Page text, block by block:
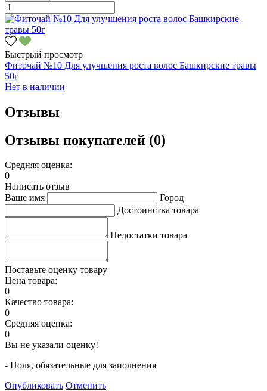
Быстрый просмотр
Фиточай №10 Для улучшения роста волос Башкирские травы
50г
Нет в наличии
Отзывы
Отзывы покупателей (0)
Средняя оценка:
0
Написать отзыв
Ваше имя
Город
Достоинства товара
Недостатки товара
Поставьте оценку товару
Цена товара:
0
Качество товара:
0
Средняя оценка:
0
Вы не указали оценку!
- Поля, обязательные для заполнения
Опубликовать Отменить